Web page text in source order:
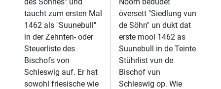
taucht zum ersten Mal
1462 als "Suunebull"
in der Zehnten- oder
Steuerliste des
Bischofs von
Schleswig auf. Er hat
sowohl friesische wie
översett "Siedlung vun
de Söhn" un dukt dat
erste mool 1462 as
Suunebull in de Teinte
Stührlist vun de
Bischof vun
Schleswig op. Wie